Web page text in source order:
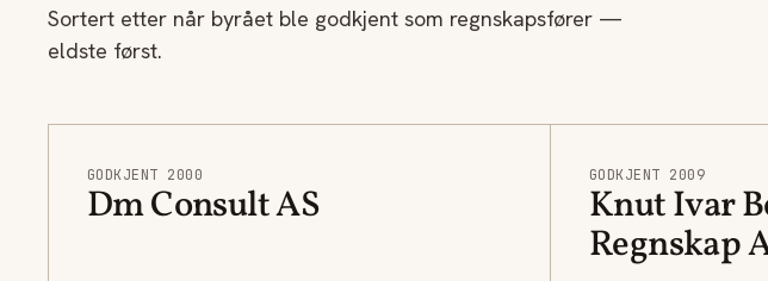
Sortert etter når byrået ble godkjent som regnskapsfører —
eldste først.
GODKJENT 2000
Dm Consult AS
GODKJENT 2009
Knut Ivar
Regnskap